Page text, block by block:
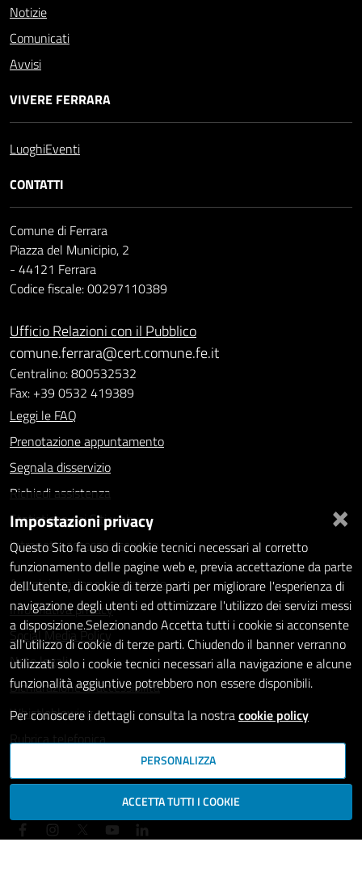
Notizie
Comunicati
Avvisi
VIVERE FERRARA
LuoghiEventi
CONTATTI
Comune di Ferrara
Piazza del Municipio, 2
- 44121 Ferrara
Codice fiscale: 00297110389
Ufficio Relazioni con il Pubblico
comune.ferrara@cert.comune.fe.it
Centralino: 800532532
Fax: +39 0532 419389
Leggi le FAQ
Prenotazione appuntamento
Segnala disservizio
Richiedi assistenza
Statistiche dei Siti web
Intranet - accesso riservato
Amministrazione trasparente
Informativa privacy
Social Media Policy
Note legali
Dichiarazione di accessibilità
Whistleblowing
Rubrica telefonica
SEGUICI SU
×
Impostazioni privacy
Questo Sito fa uso di cookie tecnici necessari al corretto
funzionamento delle pagine web e, previa accettazione da parte
dell'utente, di cookie di terze parti per migliorare l'esperienza di
navigazione degli utenti ed ottimizzare l'utilizzo dei servizi messi
a disposizione.Selezionando Accetta tutti i cookie si acconsente
all'utilizzo di cookie di terze parti. Chiudendo il banner verranno
utilizzati solo i cookie tecnici necessari alla navigazione e alcune
funzionalità aggiuntive potrebbero non essere disponibili.
Per conoscere i dettagli consulta la nostracookie policy
PERSONALIZZA
ACCETTA TUTTI I COOKIE